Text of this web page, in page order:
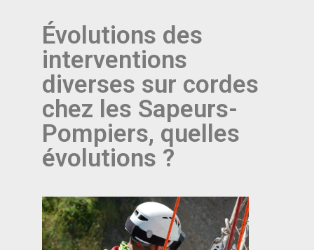
Évolutions des
interventions
diverses sur cordes
chez les Sapeurs-
Pompiers, quelles
évolutions ?